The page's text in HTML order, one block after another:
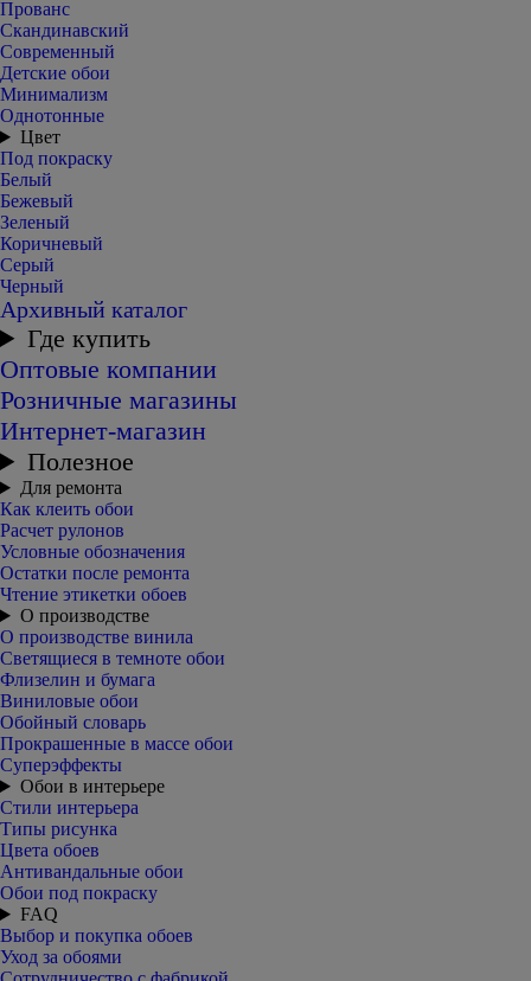
Прованс
Скандинавский
Современный
Детские обои
Минимализм
Однотонные
Цвет
Под покраску
Белый
Бежевый
Зеленый
Коричневый
Серый
Черный
Архивный каталог
Где купить
Оптовые компании
Розничные магазины
Интернет-магазин
Полезное
Для ремонта
Как клеить обои
Расчет рулонов
Условные обозначения
Остатки после ремонта
Чтение этикетки обоев
О производстве
О производстве винила
Светящиеся в темноте обои
Флизелин и бумага
Виниловые обои
Обойный словарь
Прокрашенные в массе обои
Суперэффекты
Обои в интерьере
Стили интерьера
Типы рисунка
Цвета обоев
Антивандальные обои
Обои под покраску
FAQ
Выбор и покупка обоев
Уход за обоями